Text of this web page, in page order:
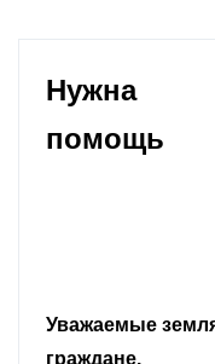
Нужна
помощь
Уважаемые
граждане.